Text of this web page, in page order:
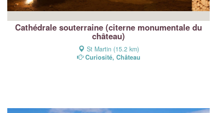
Cathédrale souterraine (citerne monumentale du
château)
St Martin (15.2 km)
Curiosité, Château